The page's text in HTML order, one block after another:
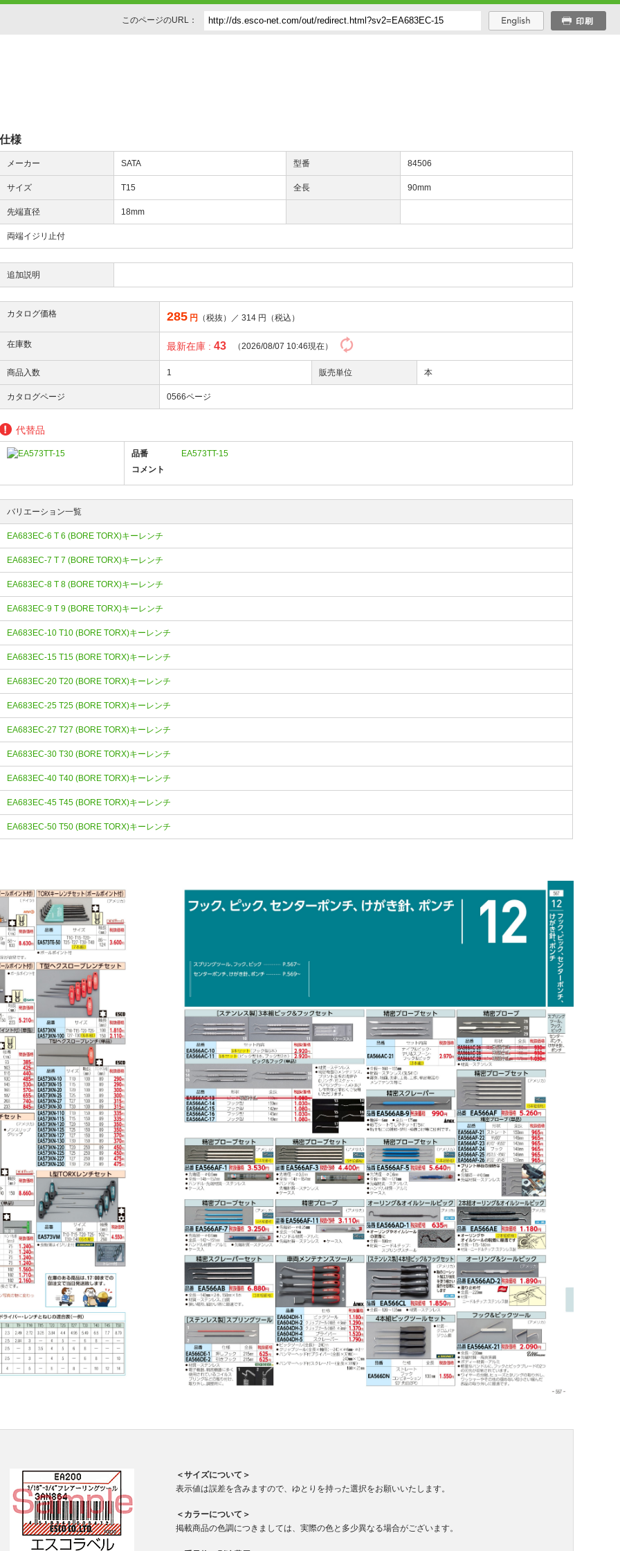
このページのURL：
仕様
メーカー SATA 型番 84506
サイズ T15 全長 90mm
先端直径 18mm
両端イジリ止付
追加説明
カタログ価格 285 円 （税抜）／314 円（税込）
在庫数 最新在庫 :43 （2026/08/07 10:46現在）
商品入数 1 販売単位 本
カタログページ 0566ページ
代替品
品番
EA573TT-15
コメント
バリエーション一覧
EA683EC-6 T 6 (BORE TORX)キーレンチ
EA683EC-7 T 7 (BORE TORX)キーレンチ
EA683EC-8 T 8 (BORE TORX)キーレンチ
EA683EC-9 T 9 (BORE TORX)キーレンチ
EA683EC-10 T10 (BORE TORX)キーレンチ
EA683EC-15 T15 (BORE TORX)キーレンチ
EA683EC-20 T20 (BORE TORX)キーレンチ
EA683EC-25 T25 (BORE TORX)キーレンチ
EA683EC-27 T27 (BORE TORX)キーレンチ
EA683EC-30 T30 (BORE TORX)キーレンチ
EA683EC-40 T40 (BORE TORX)キーレンチ
EA683EC-45 T45 (BORE TORX)キーレンチ
EA683EC-50 T50 (BORE TORX)キーレンチ
＜サイズについて＞
表示値は誤差を含みますので、ゆとりを持った選択をお願いいたします。
＜カラーについて＞
掲載商品の色調につきましては、実際の色と多少異なる場合がございます。